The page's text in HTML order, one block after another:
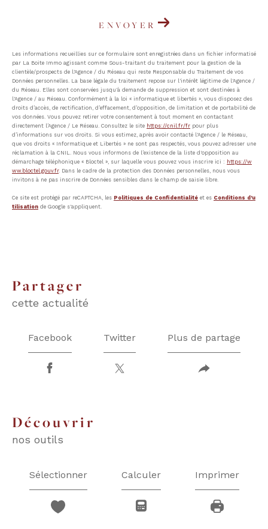
ENVOYER
Les informations recueillies sur ce formulaire sont enregistrées dans un fichier informatisé
par La Boite Immo agissant comme Sous-traitant du traitement pour la gestion de la
clientèle/prospects de l'Agence / du Réseau qui reste Responsable du Traitement de vos
Données personnelles. La base légale du traitement repose sur l'intérêt légitime de l'Agence /
du Réseau. Elles sont conservées jusqu'à demande de suppression et sont destinées à
l'Agence / au Réseau. Conformément à la loi « informatique et libertés », vous disposez des
droits d’accès, de rectification, d’effacement, d’opposition, de limitation et de portabilité de
vos données. Vous pouvez retirer votre consentement à tout moment en contactant
directement l’Agence / Le Réseau. Consultez le site https://cnil.fr/fr pour plus
d’informations sur vos droits. Si vous estimez, après avoir contacté l'Agence / le Réseau,
que vos droits « Informatique et Libertés » ne sont pas respectés, vous pouvez adresser une
réclamation à la CNIL. Nous vous informons de l’existence de la liste d'opposition au
démarchage téléphonique « Bloctel », sur laquelle vous pouvez vous inscrire ici : https://w
ww.bloctel.gouv.fr. Dans le cadre de la protection des Données personnelles, nous vous
invitons à ne pas inscrire de Données sensibles dans le champ de saisie libre.
Ce site est protégé par reCAPTCHA, les Politiques de Confidentialité et es Conditions d'u
tilisation de Google s'appliquent.
partager
cette actualité
Facebook Twitter Plus de partage
découvrir
nos outils
Sélectionner Calculer Imprimer